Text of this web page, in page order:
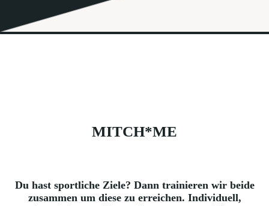
MITCH*­ME
Du hast sportliche Ziele? Dann trainieren wir beide
zusammen um diese zu erreichen. Individuell,